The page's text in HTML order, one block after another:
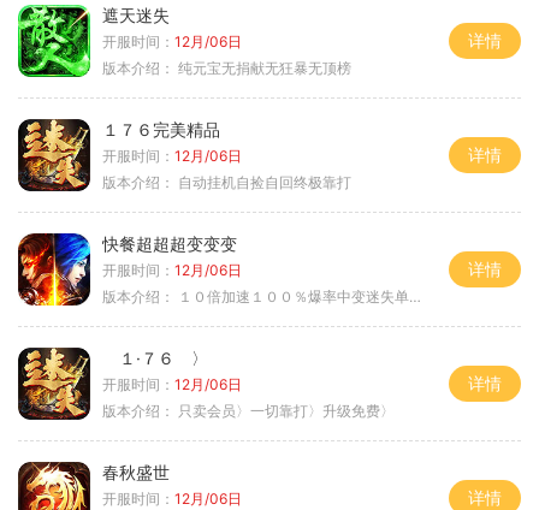
遮天迷失
开服时间： 12月/06日
版本介绍： 纯元宝无捐献无狂暴无顶榜
详情
１７６完美精品
开服时间： 12月/06日
版本介绍： 自动挂机自捡自回终极靠打
详情
快餐超超超变变变
开服时间： 12月/06日
版本介绍：
１０倍加速１００％爆率中变迷失单职业
详情
１·７６ 〉
开服时间： 12月/06日
版本介绍：
只卖会员〉一切靠打〉升级免费〉
详情
春秋盛世
开服时间： 12月/06日
详情